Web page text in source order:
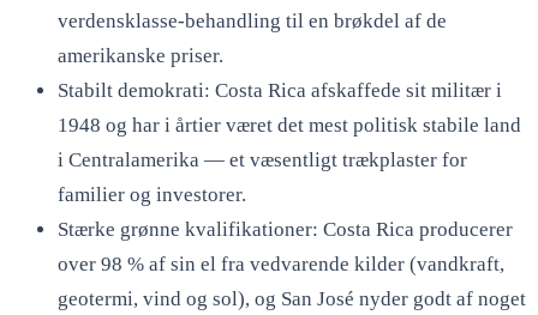
verdensklasse-behandling til en brøkdel af de
amerikanske priser.
Stabilt demokrati: Costa Rica afskaffede sit militær i
1948 og har i årtier været det mest politisk stabile land
i Centralamerika — et væsentligt trækplaster for
familier og investorer.
Stærke grønne kvalifikationer: Costa Rica producerer
over 98 % af sin el fra vedvarende kilder (vandkraft,
geotermi, vind og sol), og San José nyder godt af noget